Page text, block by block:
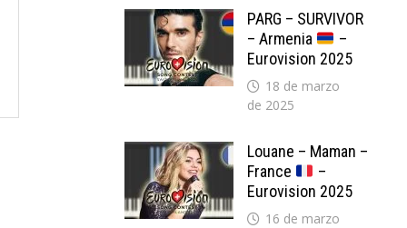
PARG – SURVIVOR
– Armenia
–
Eurovision 2025
18 de marzo
de 2025
Louane – Maman –
France
–
Eurovision 2025
16 de marzo